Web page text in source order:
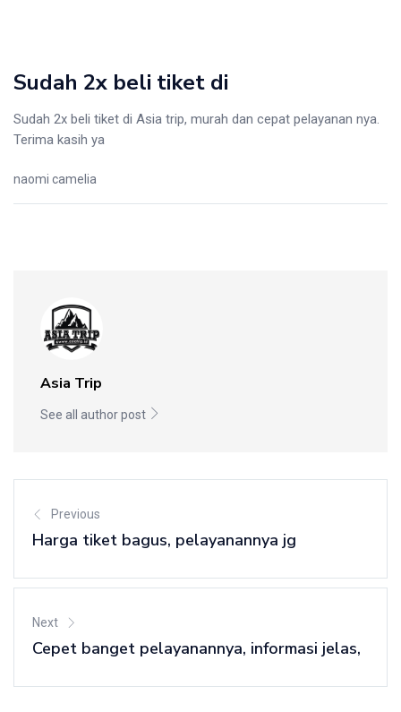
Sudah 2x beli tiket di
Sudah 2x beli tiket di Asia trip, murah dan cepat pelayanan nya.
Terima kasih ya
naomi camelia
Asia Trip
See all author post
Previous
Harga tiket bagus, pelayanannya jg
Next
Cepet banget pelayanannya, informasi jelas,